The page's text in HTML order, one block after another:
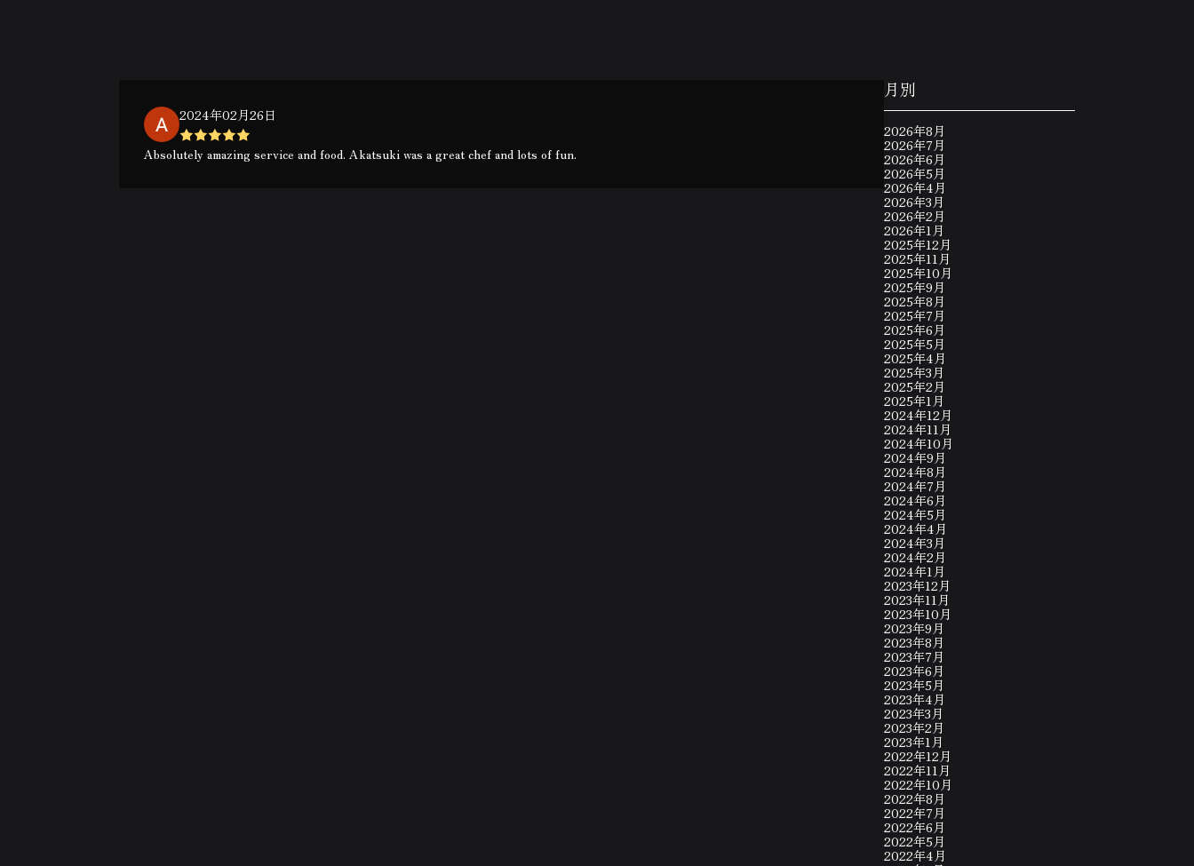
2024年02月26日
Absolutely amazing service and food. Akatsuki was a great chef and lots of fun.
月別
2026年8月
2026年7月
2026年6月
2026年5月
2026年4月
2026年3月
2026年2月
2026年1月
2025年12月
2025年11月
2025年10月
2025年9月
2025年8月
2025年7月
2025年6月
2025年5月
2025年4月
2025年3月
2025年2月
2025年1月
2024年12月
2024年11月
2024年10月
2024年9月
2024年8月
2024年7月
2024年6月
2024年5月
2024年4月
2024年3月
2024年2月
2024年1月
2023年12月
2023年11月
2023年10月
2023年9月
2023年8月
2023年7月
2023年6月
2023年5月
2023年4月
2023年3月
2023年2月
2023年1月
2022年12月
2022年11月
2022年10月
2022年8月
2022年7月
2022年6月
2022年5月
2022年4月